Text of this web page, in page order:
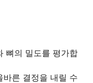
뼈의 밀도를 평가합
바른 결정을 내릴 수